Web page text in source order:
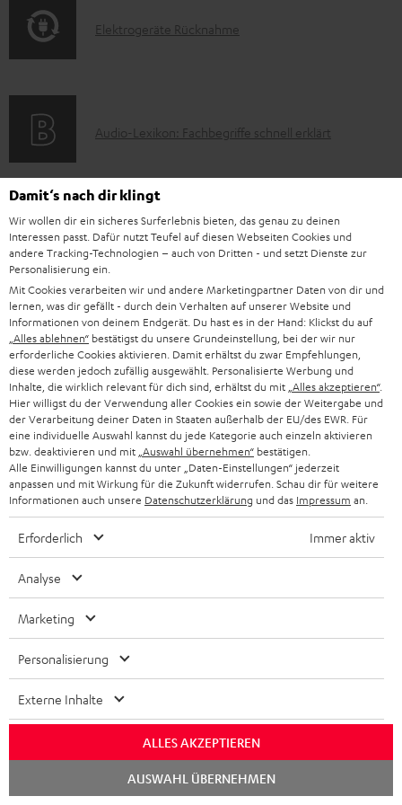
i
n
z
u
m
V
e
r
s
a
n
d
r
i
n
e
n
z
u
r
G
a
r
a
n
t
i
e
E
t
o
g
e
r
ä
t
e
R
ü
c
k
n
a
h
e
Elektrogeräte Rücknahme
A
d
i
o
-
L
e
x
i
k
o
n
Audio-Lexikon: Fachbegriffe schnell erklärt
K
o
n
t
a
k
t
d
a
t
e
n
Persönliche Kaufberatung
+49 (0) 30 / 217 84 212
Mo – Fr 08:00 – 19:00 Uhr
Sa 09:00 – 17:30 Uhr
Sonn- und Feiertage geschlossen
Teufel Support
Häufige Fragen
Kontakt
Store Finder
Erlebe unsere Produkte hautnah und lass dich
persönlich im Store beraten.
Übersicht
möglich. Der Gutschein gilt nur für Privatkunden. Kann nicht in
Kombination mit anderen Aktionsgutscheinen eingelöst werden. Der
im Falle eines Verkaufs seine Gültigkeit. Die genauen Bedingungen
entnehmen Sie bitte denAGB.
8 Wochen Rückgaberecht
Kostenloser Rückversand
Damit‘s nach dir klingt
Wir wollen dir ein sicheres Surferlebnis bieten, das genau zu deinen
Interessen passt. Dafür nutzt Teufel auf diesen Webseiten Cookies und
andere Tracking-Technologien – auch von Dritten - und setzt Dienste zur
Personalisierung ein.
Mit Cookies verarbeiten wir und andere Marketingpartner Daten von dir und
lernen, was dir gefällt - durch dein Verhalten auf unserer Website und
Informationen von deinem Endgerät. Du hast es in der Hand: Klickst du auf
„Alles ablehnen“ bestätigst du unsere Grundeinstellung, bei der wir nur
erforderliche Cookies aktivieren. Damit erhältst du zwar Empfehlungen,
diese werden jedoch zufällig ausgewählt. Personalisierte Werbung und
Inhalte, die wirklich relevant für dich sind, erhältst du mit „Alles akzeptieren“.
Hier willigst du der Verwendung aller Cookies ein sowie der Weitergabe und
der Verarbeitung deiner Daten in Staaten außerhalb der EU/des EWR. Für
eine individuelle Auswahl kannst du jede Kategorie auch einzeln aktivieren
bzw. deaktivieren und mit „Auswahl übernehmen“ bestätigen.
Alle Einwilligungen kannst du unter „Daten-Einstellungen“ jederzeit
anpassen und mit Wirkung für die Zukunft widerrufen. Schau dir für weitere
Informationen auch unsere Datenschutzerklärung und das Impressum an.
Erforderlich Immer aktiv
Analyse
Marketing
Personalisierung
Externe Inhalte
ALLES AKZEPTIEREN
AUSWAHL ÜBERNEHMEN